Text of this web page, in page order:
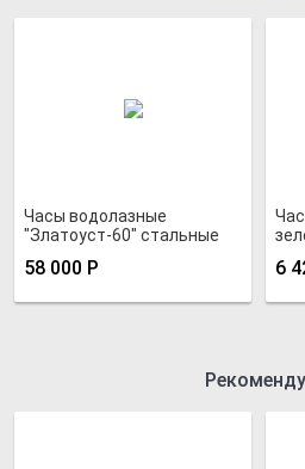
Часы водолазные
"Златоуст-60" стальные
58 000 Р 6